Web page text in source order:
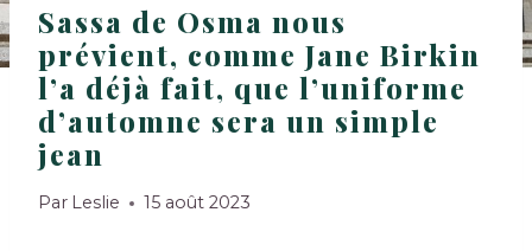
Sassa de Osma nous
prévient, comme Jane Birkin
l’a déjà fait, que l’uniforme
d’automne sera un simple
jean
Par Leslie 15 août 2023